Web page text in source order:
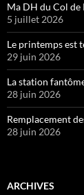
Ma DH du Col de
5 juillet 2026
Le printemps est
29 juin 2026
La station
28 juin 2026
Remplacement
28 juin 2026
ARCHIVES